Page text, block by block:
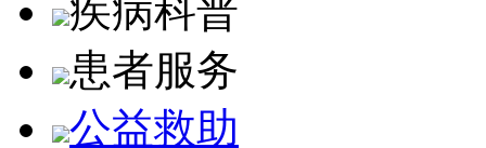
疾病科普
患者服务
公益救助